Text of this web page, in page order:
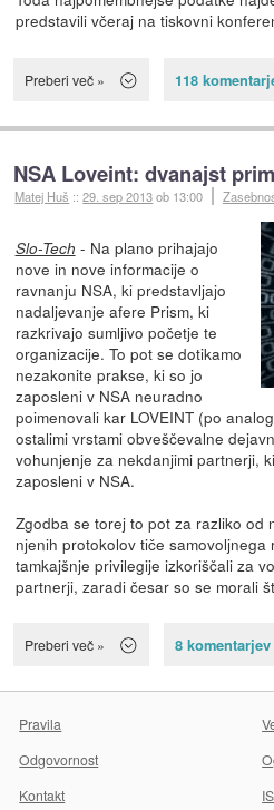
predstavili včeraj na tiskovni
Preberi več » 118
NSA Loveint: dvanajst
Matej Huš ::29. sep 2013ob 13:00
Slo-Tech - Na plano prihajajo
nove in nove informacije o
ravnanju NSA, ki predstavljajo
nadaljevanje afere Prism, ki
razkrivajo sumljivo početje te
organizacije. To pot se dotikamo
nezakonite prakse, ki so jo
zaposleni v NSA neuradno
poimenovali kar LOVEINT (po
ostalimi vrstami obveščevalne
vohunjenje za nekdanjimi partnerji,
zaposleni v NSA.
Zgodba se torej to pot za razliko od
njenih protokolov tiče
tamkajšnje privilegije izkoriščali za
partnerji, zaradi česar so se morali
Preberi več » 8 komentarjev
Pravila
Odgovornost
Kontakt